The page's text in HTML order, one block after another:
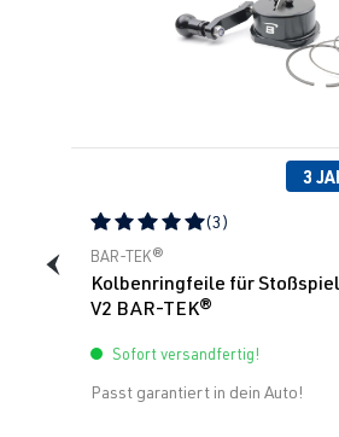
3
Durchschnittliche Bewertung
(3)
BAR-TEK®
Kolbenringfeile für
V2 BAR-TEK®
Sofort versandfertig!
Passt garantiert in dein Auto!